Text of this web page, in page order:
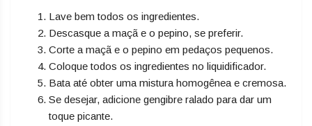
Lave bem todos os ingredientes.
Descasque a maçã e o pepino, se preferir.
Corte a maçã e o pepino em pedaços pequenos.
Coloque todos os ingredientes no liquidificador.
Bata até obter uma mistura homogênea e cremosa.
Se desejar, adicione gengibre ralado para dar um
toque picante.